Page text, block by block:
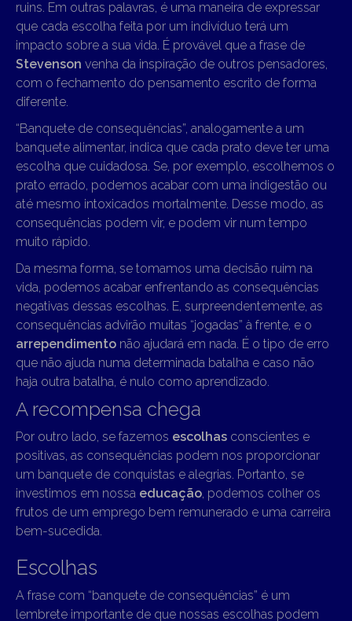
ruins. Em outras palavras, é uma maneira de expressar
que cada escolha feita por um indivíduo terá um
impacto sobre a sua vida. É provável que a frase de
Stevenson venha da inspiração de outros pensadores,
com o fechamento do pensamento escrito de forma
diferente.
“Banquete de consequências”, analogamente a um
banquete alimentar, indica que cada prato deve ter uma
escolha que cuidadosa. Se, por exemplo, escolhemos o
prato errado, podemos acabar com uma indigestão ou
até mesmo intoxicados mortalmente. Desse modo, as
consequências podem vir, e podem vir num tempo
muito rápido.
Da mesma forma, se tomamos uma decisão ruim na
vida, podemos acabar enfrentando as consequências
negativas dessas escolhas. E, surpreendentemente, as
consequências advirão muitas “jogadas” à frente, e o
arrependimento não ajudará em nada. É o tipo de erro
que não ajuda numa determinada batalha e caso não
haja outra batalha, é nulo como aprendizado.
A recompensa chega
Por outro lado, se fazemos escolhas conscientes e
positivas, as consequências podem nos proporcionar
um banquete de conquistas e alegrias. Portanto, se
investimos em nossa educação, podemos colher os
frutos de um emprego bem remunerado e uma carreira
bem-sucedida.
Escolhas
A frase com “banquete de consequências” é um
lembrete importante de que nossas escolhas podem